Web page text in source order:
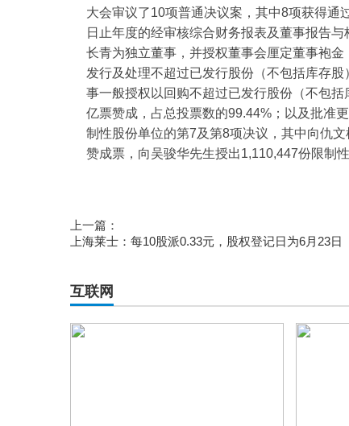
大会审议了10项普通决议案，其中8项获得通
日止年度的经审核综合财务报表及董事报告
长青为独立董事，并授权董事会厘定董事袍
发行及处理不超过已发行股份（不包括库存
事一般授权以回购不超过已发行股份（不包
亿票赞成，占总投票数的99.44%；以及批准
制性股份单位的第7及第8项决议，其中向仇
赞成票，向吴骏华先生授出1,110,447份限制
上一篇：
上海莱士：每10股派0.33元，股权登记日为6月23日
互联网